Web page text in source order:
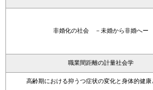
非婚化の社会 －未婚から非婚へー
職業間距離の計量社会学
高齢期における抑うつ症状の変化と身体的健康